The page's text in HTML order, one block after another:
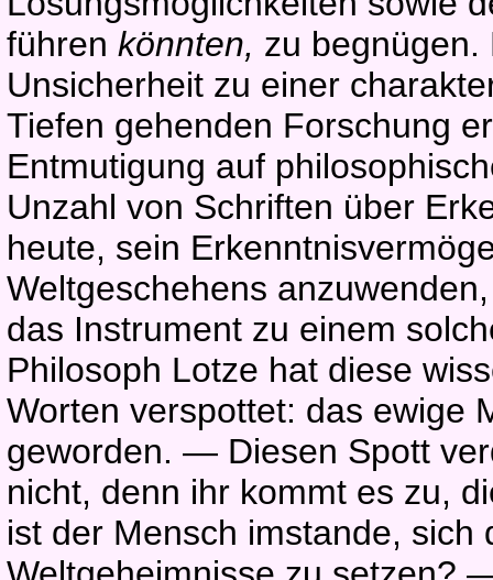
führen könnten, zu
Unsicherheit zu einer
Tiefen gehenden Forschung
Entmutigung auf
Unzahl von Schriften über
heute, sein
Weltgeschehens
das Instrument zu einem
Philosoph Lotze hat diese
Worten verspottet: das ewige
geworden. — Diesen Spott
nicht, denn ihr kommt es zu,
ist der Mensch imstande,